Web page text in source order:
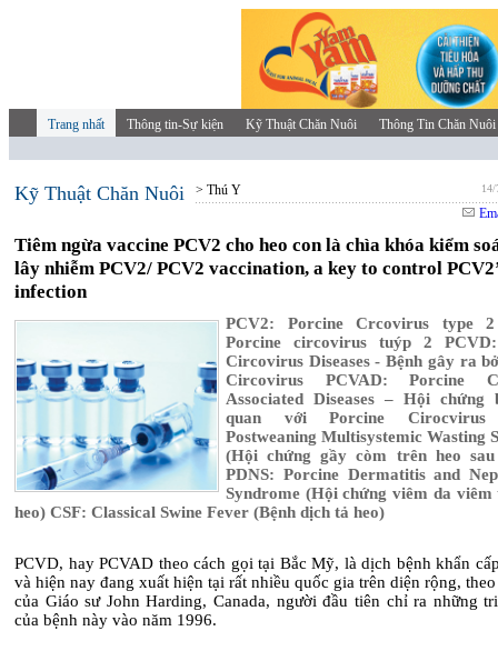
Trang nhất Thông tin-Sự kiện Kỹ Thuật Chăn Nuôi Thông Tin Chăn Nuôi
Kỹ Thuật Chăn Nuôi > Thú Y
Tiêm ngừa vaccine PCV2 cho heo con là chìa khóa kiểm
lây nhiễm PCV2/ PCV2 vaccination, a key to control
infection
PCV2: Porcine Crcovirus type
Porcine circovirus tuýp 2
Circovirus Diseases - Bệnh gây ra
Circovirus PCVAD: Porcine
Associated Diseases – Hội chứng
quan với Porcine Cirocvirus
Postweaning Multisystemic Wasting
(Hội chứng gầy còm trên heo
PDNS: Porcine Dermatitis and
Syndrome (Hội chứng viêm da viêm
heo) CSF: Classical Swine Fever (Bệnh dịch tả heo)
PCVD, hay PCVAD theo cách gọi tại Bắc Mỹ, là dịch bệnh khẩn
và hiện nay đang xuất hiện tại rất nhiều quốc gia trên diện rộng,
của Giáo sư John Harding, Canada, người đầu tiên chỉ ra những
của bệnh này vào năm 1996.